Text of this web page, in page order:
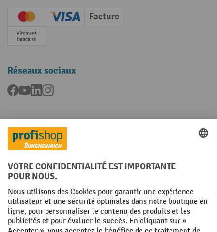
Creditcard (Master)Creditcard (Visa)
Facture
Paiement anticipé
Réseaux sociaux
Facebook
YouTubeLinkedInInstagram
Langues
FR NL
Conditions générales Mentions légales
Protection des Données Politique de cookies